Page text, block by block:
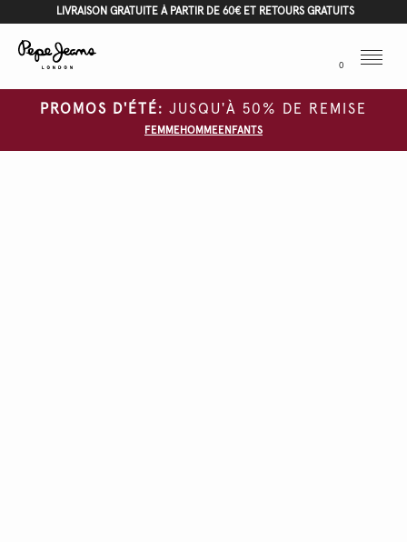
LIVRAISON GRATUITE À PARTIR DE 60€ ET RETOURS GRATUITS
0
Menu
PROMOS D'ÉTÉ: JUSQU'À 50% DE REMISE
FEMMEHOMMEENFANTS